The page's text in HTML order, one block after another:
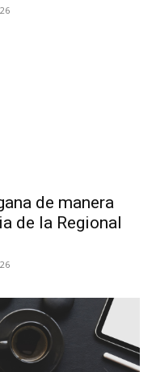
de manera
de la Regional